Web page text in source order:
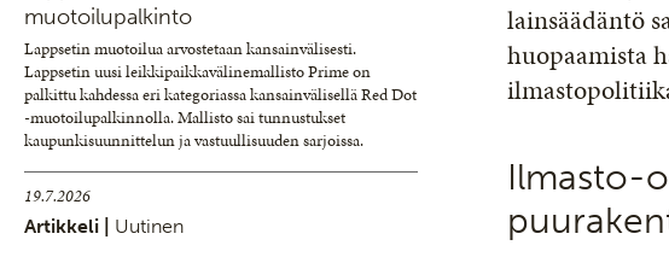
muotoilupalkinto
Lappsetin muotoilua arvostetaan kansainvälisesti.
Lappsetin uusi leikkipaikkavälinemallisto Prime on
palkittu kahdessa eri kategoriassa kansainvälisellä Red Dot
-muotoilupalkinnolla. Mallisto sai tunnustukset
kaupunkisuunnittelun ja vastuullisuuden sarjoissa.
19.7.2026
Artikkeli | Uutinen
lainsäädäntö
huopaamista
Ilmasto-